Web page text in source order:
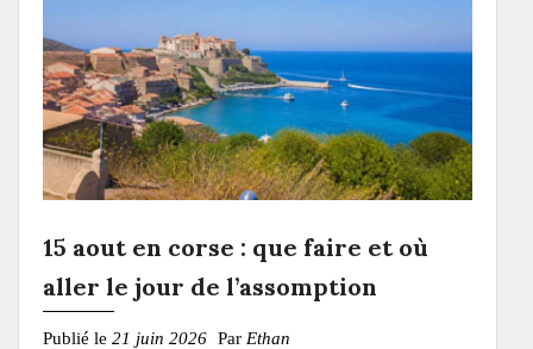
15 aout en corse : que faire et où
aller le jour de l’assomption
Publié le 21 juin 2026 Par Ethan